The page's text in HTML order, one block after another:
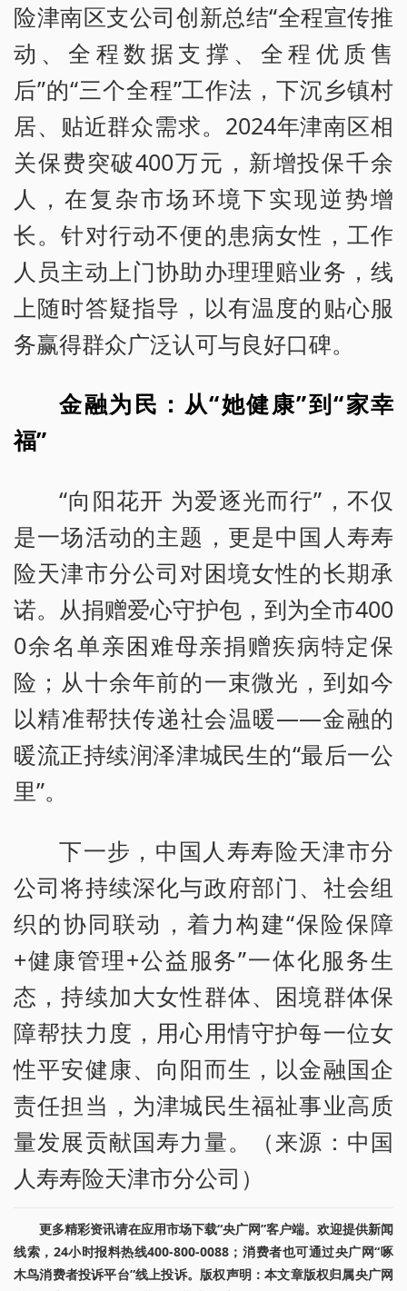
险津南区支公司创新总结“全程宣传推
动、全程数据支撑、全程优质售
后”的“三个全程”工作法，下沉乡镇村
居、贴近群众需求。2024年津南区相
关保费突破400万元，新增投保千余
人，在复杂市场环境下实现逆势增
长。针对行动不便的患病女性，工作
人员主动上门协助办理理赔业务，线
上随时答疑指导，以有温度的贴心服
务赢得群众广泛认可与良好口碑。
金融为民：从“她健康”到“家幸
福”
“向阳花开 为爱逐光而行”，不仅
是一场活动的主题，更是中国人寿寿
险天津市分公司对困境女性的长期承
诺。从捐赠爱心守护包，到为全市400
0余名单亲困难母亲捐赠疾病特定保
险；从十余年前的一束微光，到如今
以精准帮扶传递社会温暖——金融的
暖流正持续润泽津城民生的“最后一公
里”。
下一步，中国人寿寿险天津市分
公司将持续深化与政府部门、社会组
织的协同联动，着力构建“保险保障
+健康管理+公益服务”一体化服务生
态，持续加大女性群体、困境群体保
障帮扶力度，用心用情守护每一位女
性平安健康、向阳而生，以金融国企
责任担当，为津城民生福祉事业高质
量发展贡献国寿力量。（来源：中国
人寿寿险天津市分公司）
更多精彩资讯请在应用市场下载“央广网”客户端。欢迎提供新闻
线索，24小时报料热线400-800-0088；消费者也可通过央广网“啄
木鸟消费者投诉平台”线上投诉。版权声明：本文章版权归属央广网